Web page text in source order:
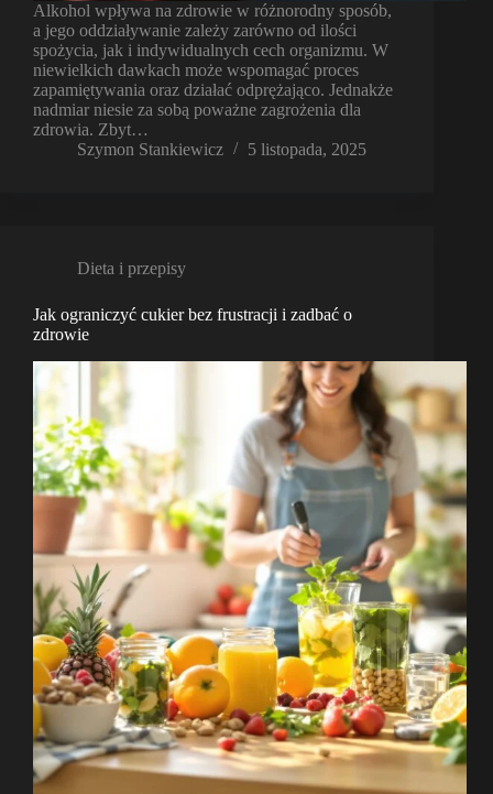
Alkohol wpływa na zdrowie w różnorodny sposób,
a jego oddziaływanie zależy zarówno od ilości
spożycia, jak i indywidualnych cech organizmu. W
niewielkich dawkach może wspomagać proces
zapamiętywania oraz działać odprężająco. Jednakże
nadmiar niesie za sobą poważne zagrożenia dla
zdrowia. Zbyt…
Szymon Stankiewicz
5 listopada, 2025
Dieta i przepisy
Jak ograniczyć cukier bez frustracji i zadbać o
zdrowie